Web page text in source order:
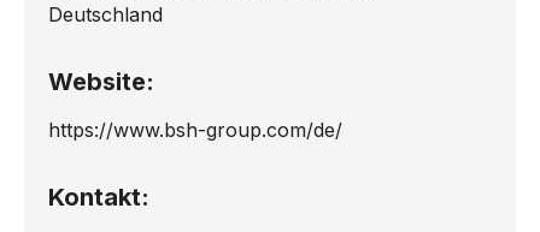
Deutschland
Website:
https://www.bsh-group.com/de/
Kontakt: